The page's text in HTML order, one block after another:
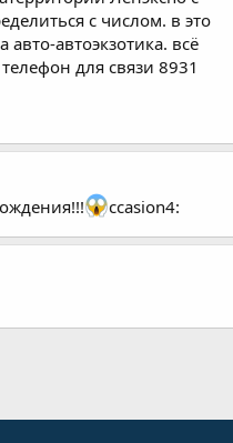
с числом. в это
автоэкзотика. всё
для связи 8931
ccasion4: